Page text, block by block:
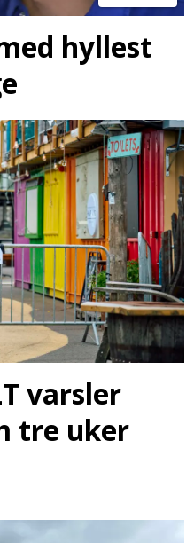
hyllest
varsler
tre uker